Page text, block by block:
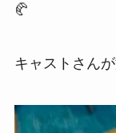
🥐
キャストさん